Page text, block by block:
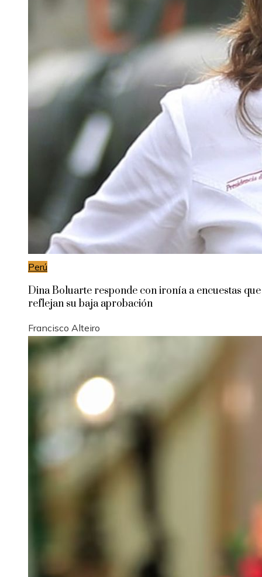
Perú
Dina Boluarte responde con ironía a encuestas que
reflejan su baja aprobación
Francisco Alteiro